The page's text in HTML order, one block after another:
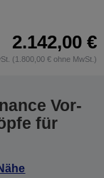
2.142,00 €
(1.800,00 € ohne MwSt.)
Vor-
für